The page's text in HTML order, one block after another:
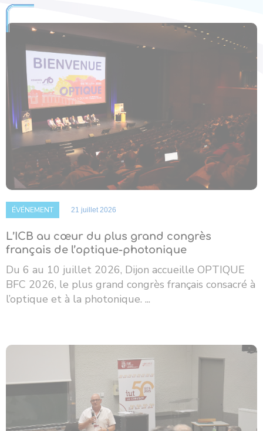
ÉVÉNEMENT 21 juillet 2026
L’ICB au cœur du plus grand congrès
français de l’optique-photonique
Du 6 au 10 juillet 2026, Dijon accueille OPTIQUE
BFC 2026, le plus grand congrès français consacré à
l’optique et à la photonique. ...